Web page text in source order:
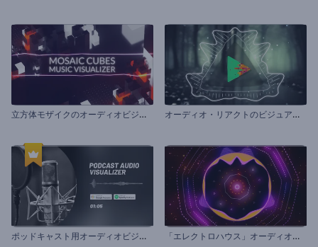
立
方体モザイクのオーディオビジュアライザー オ
ーディオ・リアクトのビジュアライザー
ポ
ッドキャスト用オーディオビジュアライザー 「
エレクトロハウス」オーディオビジュアライザー